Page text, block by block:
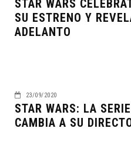
STAR WARS
SU ESTRENO Y
ADELANTO
23/09/2020
STAR WARS: LA
CAMBIA A SU